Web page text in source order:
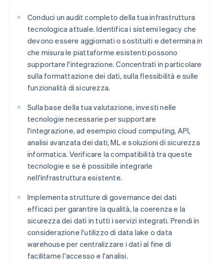
Conduci un audit completo della tua infrastruttura
tecnologica attuale. Identifica i sistemi legacy che
devono essere aggiornati o sostituiti e determina in
che misura le piattaforme esistenti possono
supportare l'integrazione. Concentrati in particolare
sulla formattazione dei dati, sulla flessibilità e sulle
funzionalità di sicurezza.
Sulla base della tua valutazione, investi nelle
tecnologie necessarie per supportare
l'integrazione, ad esempio cloud computing, API,
analisi avanzata dei dati, ML e soluzioni di sicurezza
informatica. Verificare la compatibilità tra queste
tecnologie e se è possibile integrarle
nell'infrastruttura esistente.
Implementa strutture di governance dei dati
efficaci per garantire la qualità, la coerenza e la
sicurezza dei dati in tutti i servizi integrati. Prendi in
considerazione l'utilizzo di data lake o data
warehouse per centralizzare i dati al fine di
facilitarne l'accesso e l'analisi.